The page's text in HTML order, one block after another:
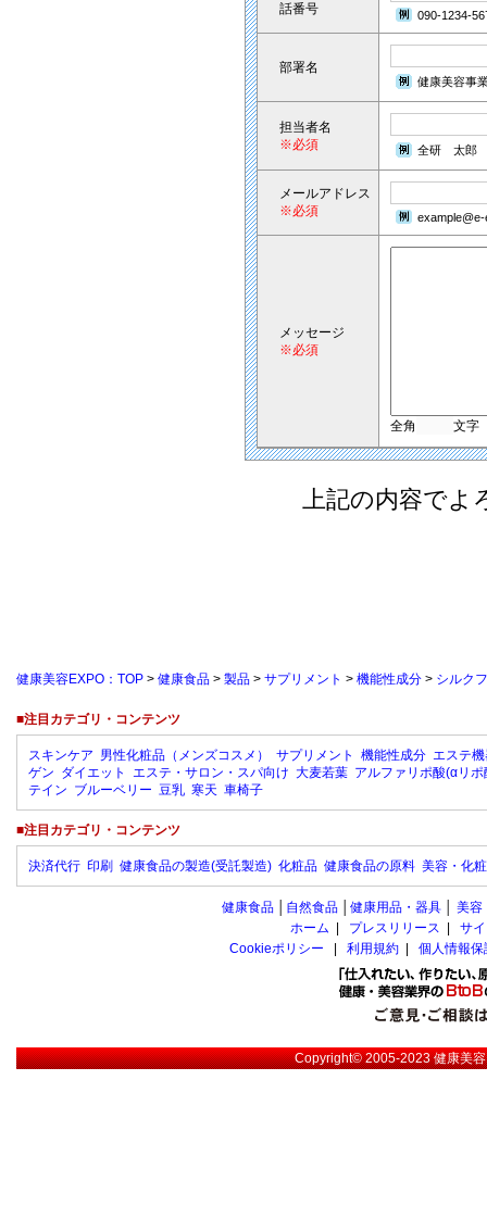
話番号
090-1234-
部署名
健康美容事
担当者名
※必須
全研 太郎
メールアドレス
※必須
メッセージ
※必須
全角 文字
上記の内容でよ
健康美容EXPO：TOP > 健康食品 > 製品 > サプリメント > 機能性成分 > シルク
■注目カテゴリ・コンテンツ
スキンケア 男性化粧品（メンズコスメ） サプリメント 機能性成分 エステ
ゲン ダイエット エステ・サロン・スパ向け 大麦若葉 アルファリポ酸(αリポ
テイン ブルーベリー 豆乳 寒天 車椅子
■注目カテゴリ・コンテンツ
決済代行 印刷 健康食品の製造(受託製造) 化粧品 健康食品の原料 美容・化
健康食品 自然食品 健康用品・器具 美容
ホーム
プレスリリース
サ
Cookieポリシー
利用規約 個人情報
Copyright© 2005-2023健康美